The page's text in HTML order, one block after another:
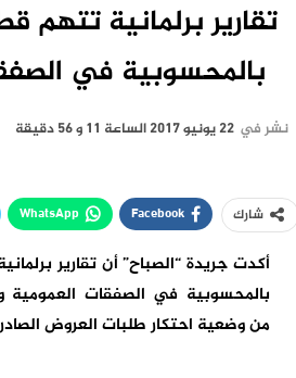
تقارير برلمانية
بالمحسوبية في
نشر في 22 يونيو 2017 الساعة 11 و 56 دقيقة
شارك Facebook
WhatsApp
أكدت جريدة “الصباح” أن تقارير
بالمحسوبية في الصفقات
من وضعية احتكار طلبات العروض